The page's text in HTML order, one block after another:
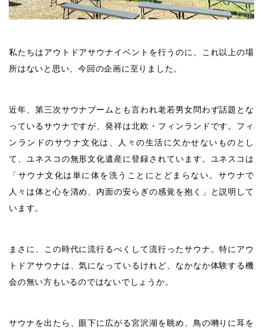
私たちはアウトドアサウナイベントを行うのに、これ以上の場
所はないと思い、今回の企画に至りました。
近年、第三次サウナブームとも言われ老若男女問わず話題とな
っているサウナですが、発祥は北欧・フィンランドです。フィ
ンランドのサウナ文化は、人々の生活に欠かせないものとし
て、ユネスコの無形文化遺産に登録されています。ユネスコは
「サウナ文化は単に体を洗うことにとどまらない。サウナで
人々は体と心を清め、内面の安らぎの感覚を抱く」と説明して
います。
まさに、この時代に流行るべくして流行ったサウナ。特にアウ
トドアサウナは、気になっているけれど、なかなか体験する機
会の無い方もいるのではないでしょうか。
サウナを出たら、眼下に広がる宮沢湖を眺め、鳥の囀りに耳を